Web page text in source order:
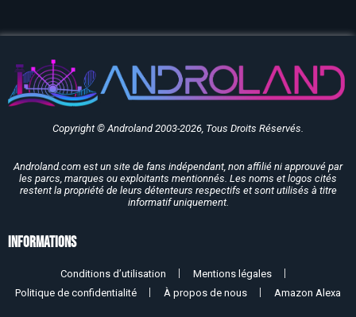
Copyright © Androland 2003-2026, Tous Droits Réservés.
Androland.com est un site de fans indépendant, non affilié ni approuvé par
les parcs, marques ou exploitants mentionnés. Les noms et logos cités
restent la propriété de leurs détenteurs respectifs et sont utilisés à titre
informatif uniquement.
Informations
Conditions d’utilisation
Mentions légales
Politique de confidentialité
À propos de nous Amazon Alexa